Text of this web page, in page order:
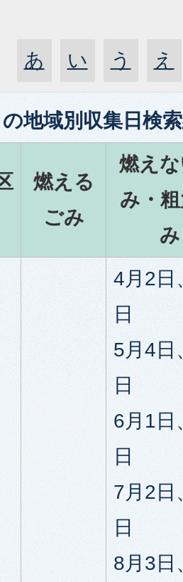
あ い う え
の地域別収集日検索
燃える
ごみ
燃え
み・
み
4月2日
日
5月4日
日
6月1日
日
7月2日
日
8月3日